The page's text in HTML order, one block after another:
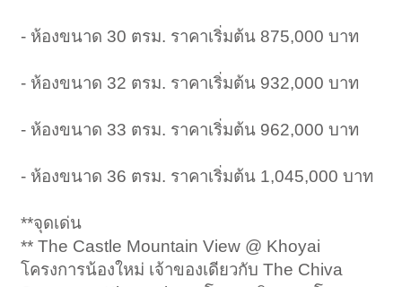
- ห้องขนาด 30 ตรม. ราคาเริ่มต้น 875,000 บาท
- ห้องขนาด 32 ตรม. ราคาเริ่มต้น 932,000 บาท
- ห้องขนาด 33 ตรม. ราคาเริ่มต้น 962,000 บาท
- ห้องขนาด 36 ตรม. ราคาเริ่มต้น 1,045,000 บาท
**จุดเด่น
** The Castle Mountain View @ Khoyai
โครงการน้องใหม่ เจ้าของเดียวกับ The Chiva